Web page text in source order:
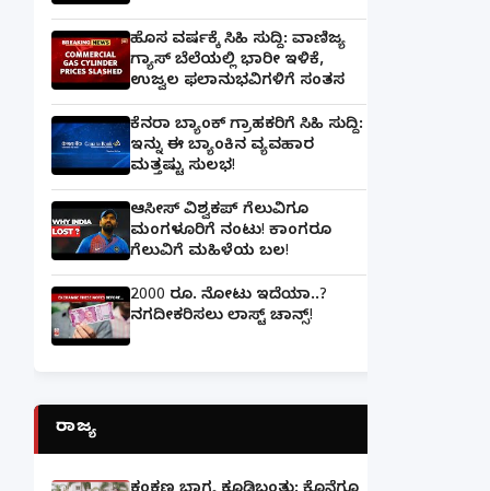
ಹೊಸ ವರ್ಷಕ್ಕೆ ಸಿಹಿ ಸುದ್ದಿ: ವಾಣಿಜ್ಯ
ಗ್ಯಾಸ್‌ ಬೆಲೆಯಲ್ಲಿ ಭಾರೀ ಇಳಿಕೆ,
ಉಜ್ವಲ ಫಲಾನುಭವಿಗಳಿಗೆ ಸಂತಸ
ಕೆನರಾ ಬ್ಯಾಂಕ್‌ ಗ್ರಾಹಕರಿಗೆ ಸಿಹಿ ಸುದ್ದಿ:
ಇನ್ನು ಈ ಬ್ಯಾಂಕಿನ ವ್ಯವಹಾರ
ಮತ್ತಷ್ಟು ಸುಲಭ!
ಆಸೀಸ್ ವಿಶ್ವಕಪ್ ಗೆಲುವಿಗೂ
ಮಂಗಳೂರಿಗೆ ನಂಟು! ಕಾಂಗರೂ
ಗೆಲುವಿಗೆ ಮಹಿಳೆಯ ಬಲ!
2000 ರೂ. ನೋಟು ಇದೆಯಾ..?
ನಗದೀಕರಿಸಲು ಲಾಸ್ಟ್‌ ಚಾನ್ಸ್‌!
ರಾಜ್ಯ